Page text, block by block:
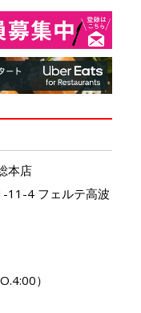
本店
11-4 フェルテ高波
）